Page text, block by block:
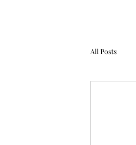
All Posts